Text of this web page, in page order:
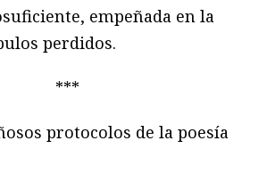
empeñada en la
perdidos.
***
protocolos de la poesía